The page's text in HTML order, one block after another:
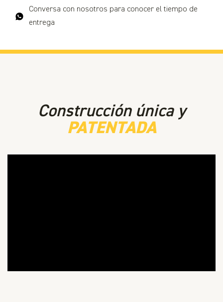
quilla central soft de 7” y un refuerzo de PVC en todo el
borde de la tabla. Ofrecemos la gama completa de
Rojo; Logo impreso de la institución del cliente sin costo.
Conversa con nosotros para conocer el tiempo de
entrega
Construcción única y
PATENTADA